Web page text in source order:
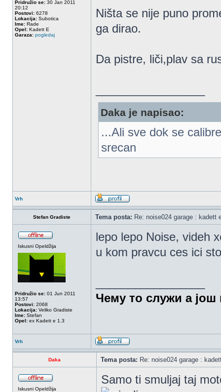
Pridružio se: 30 Jan 2011
20:12
Postovi: 6278
Lokacija: Subotica
Ime: Rade
Opel: Kadett E
Garaza: pogledaj
Ništa se nije puno
ga dirao.
Da pistre, liči,plav sa
Daka je napisao:
...Ali sve dok se
srecan
Vrh
Stefan Gradiste Tema posta: Re: noise024 garage : kadett
Iskusni Opeldžija
Pridružio se: 01 Jun 2011
13:57
Postovi: 2068
Lokacija: Veliko Gradiste
Ime: Stefan
Opel: ex Kadett e 1.3
lepo lepo Noise, videh
u kom pravcu ces ici
Чему то служи а још
Vrh
Daka Tema posta: Re: noise024 garage :
Iskusni Opeldžija
Samo ti smuljaj taj